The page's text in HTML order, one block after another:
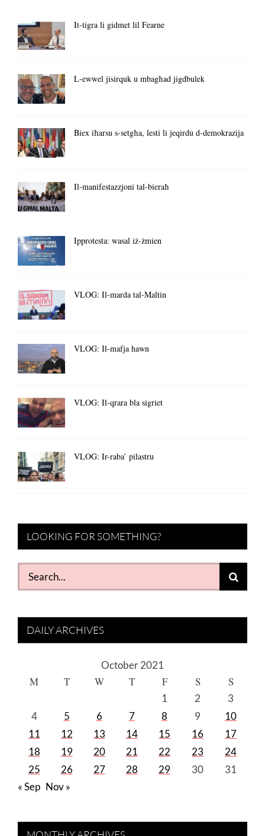
It-tigra li gidmet lil Fearne
L-ewwel jisirquk u mbagħad jigdbulek
Biex iħarsu s-setgħa, lesti li jeqirdu d-demokrazija
Il-manifestazzjoni tal-bieraħ
Ipprotesta: wasal iż-żmien
VLOG: Il-marda tal-Maltin
VLOG: Il-mafja hawn
VLOG: Il-qrara bla sigriet
VLOG: Ir-raba’ pilastru
LOOKING FOR SOMETHING?
Search
for:
DAILY ARCHIVES
October 2021
M T W T F S S
1 2
3
4
5 6 7 8 9
10
11
12 13 14 15 16
17
18
19 20 21 22 23
24
25
26 27 28 29 30
31
« Sep Nov »